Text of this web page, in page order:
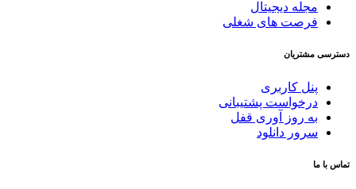
مجله دیجیتال
فرصت های شغلی
دسترسی مشتریان
پنل کاربری
درخواست پشتیبانی
به روز آوری قفل
سرور دانلود
تماس با ما